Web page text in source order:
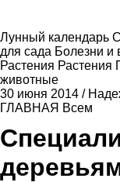
Лунный календарь
для сада Болезни и
Растения Растения
животные
30 июня 2014 /
ГЛАВНАЯ Всем